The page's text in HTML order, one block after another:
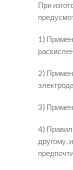
При
1)
2)
3)
4)
другому,